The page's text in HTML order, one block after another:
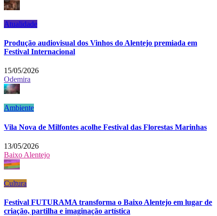
Atualidade
Produção audiovisual dos Vinhos do Alentejo premiada em
Festival Internacional
15/05/2026
Odemira
Ambiente
Vila Nova de Milfontes acolhe Festival das Florestas Marinhas
13/05/2026
Baixo Alentejo
Cultura
Festival FUTURAMA transforma o Baixo Alentejo em lugar de
criação, partilha e imaginação artística